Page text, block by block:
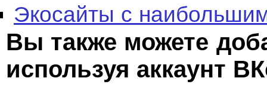
Экосайты с
Вы также можете
используя аккаунт